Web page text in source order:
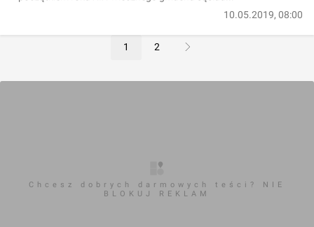
10.05.2019, 08:00
1 2
Chcesz dobrych darmowych teści? NIE
BLOKUJ REKLAM